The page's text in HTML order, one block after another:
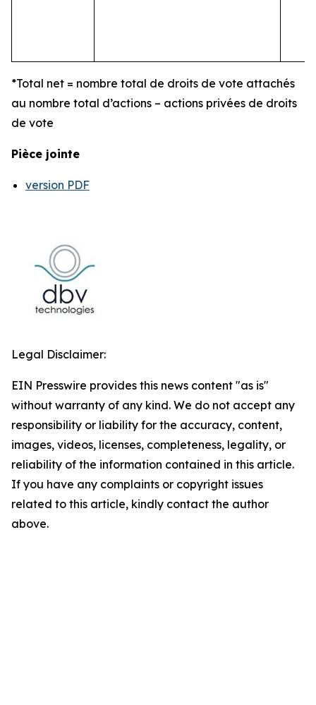
*Total net = nombre total de droits de vote attachés
au nombre total d’actions – actions privées de droits
de vote
Pièce jointe
version PDF
Legal Disclaimer:
EIN Presswire provides this news content "as is"
without warranty of any kind. We do not accept any
responsibility or liability for the accuracy, content,
images, videos, licenses, completeness, legality, or
reliability of the information contained in this article.
If you have any complaints or copyright issues
related to this article, kindly contact the author
above.